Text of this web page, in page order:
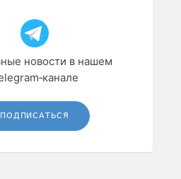
новости в нашем
ПОДПИСАТЬСЯ